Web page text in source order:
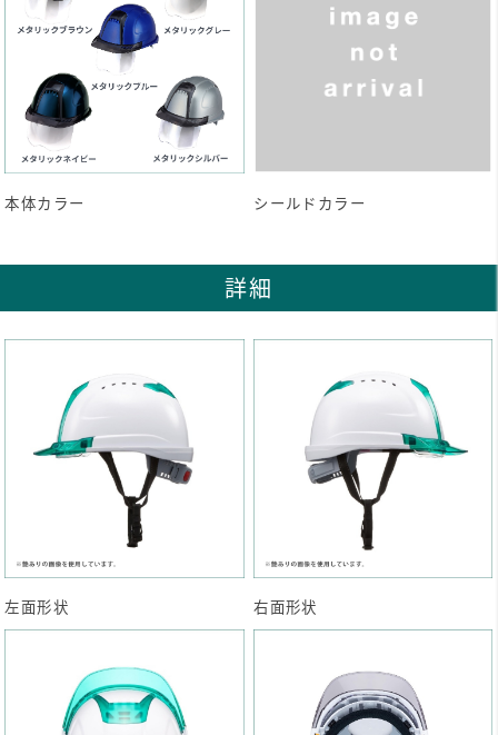
本体カラー シールドカラー
詳細
左面形状 右面形状